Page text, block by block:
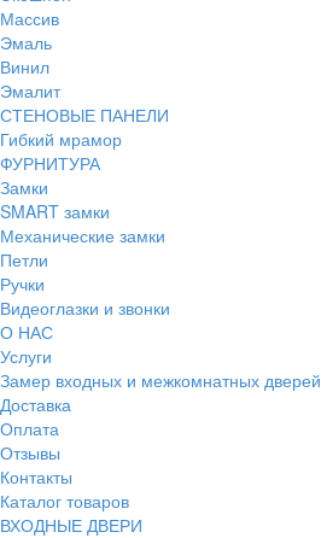
Массив
Эмаль
Винил
Эмалит
СТЕНОВЫЕ ПАНЕЛИ
Гибкий мрамор
ФУРНИТУРА
Замки
SMART замки
Механические замки
Петли
Ручки
Видеоглазки и звонки
О НАС
Услуги
Замер входных и межкомнатных дверей
Доставка
Оплата
Отзывы
Контакты
Каталог товаров
ВХОДНЫЕ ДВЕРИ